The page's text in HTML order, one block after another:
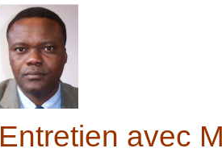
Entretien avec